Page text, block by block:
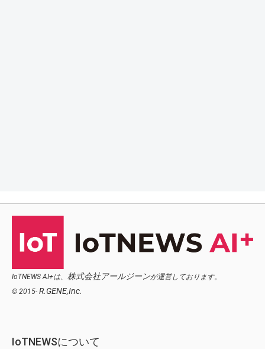
IoTNEWS AI+は、 株式会社アールジーンが運営しております。
© 2015- R.GENE,Inc.
IoTNEWSについて